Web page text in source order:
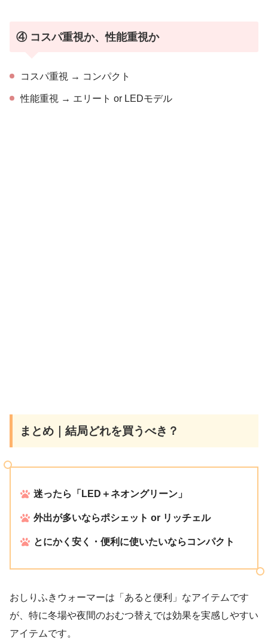
④ コスパ重視か、性能重視か
コスパ重視 → コンパクト
性能重視 → エリート or LEDモデル
まとめ｜結局どれを買うべき？
迷ったら「LED＋ネオングリーン」
外出が多いならポシェット or リッチェル
とにかく安く・便利に使いたいならコンパクト
おしりふきウォーマーは「あると便利」なアイテムです
が、特に冬場や夜間のおむつ替えでは効果を実感しやすい
アイテムです。